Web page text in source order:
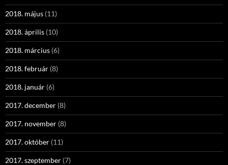
2018. május (11)
2018. április (10)
2018. március (6)
2018. február (8)
2018. január (6)
2017. december (8)
2017. november (8)
2017. október (11)
2017. szeptember (7)